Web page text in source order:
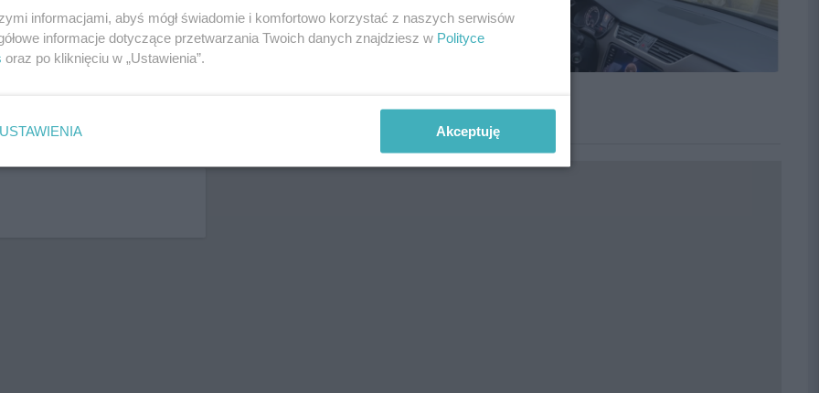
LOKALIZACJA NA MAPIE
informacjami, abyś mógł świadomie i komfortowo korzystać z naszych serwisów
informacje dotyczące przetwarzania Twoich danych znajdziesz w Polityce
oraz po kliknięciu w „Ustawienia”.
USTAWIENIA Akceptuję